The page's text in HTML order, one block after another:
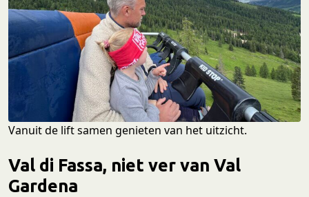
Vanuit de lift samen genieten van het uitzicht.
Val di Fassa, niet ver van Val
Gardena